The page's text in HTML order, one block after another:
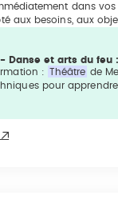
dans
aux besoins, aux
Danse et arts du
: Théâtre de
pour apprendre